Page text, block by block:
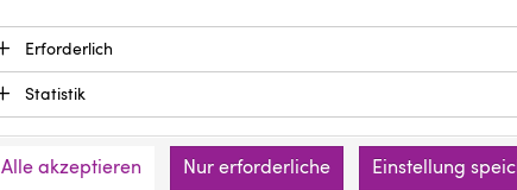
Erforderlich
Essenzielle Cookies ermöglichen grundlegende
Funktion der Website erforderlich. Diese Cookies
Daten und werden an keine Dritten übermittelt.
Anbieter: Eigentümer der Website (Erstanbieter)
Statistik
verstehen, wie unsere Besucher unsere Website nutzen.
Alle akzeptieren Nur erforderliche Einstellung